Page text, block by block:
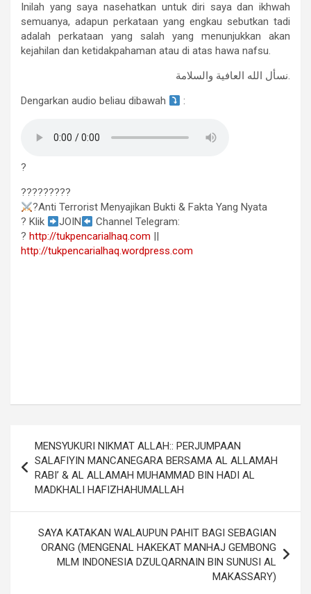
Inilah yang saya nasehatkan untuk diri saya dan ikhwah
semuanya, adapun perkataan yang engkau sebutkan tadi
adalah perkataan yang salah yang menunjukkan akan
kejahilan dan ketidakpahaman atau di atas hawa nafsu.
نسأل الله العافية والسلامة.
Dengarkan audio beliau dibawah
:
?
?????????
?Anti Terrorist Menyajikan Bukti & Fakta Yang Nyata
? Klik
JOIN
Channel Telegram:
? http://tukpencarialhaq.com
http://tukpencarialhaq.wordpress.com
pos
MENSYUKURI NIKMAT ALLAH:: PERJUMPAAN
SALAFIYIN MANCANEGARA BERSAMA AL ALLAMAH
RABI’ & AL ALLAMAH MUHAMMAD BIN HADI AL
MADKHALI HAFIZHAHUMALLAH
SAYA KATAKAN WALAUPUN PAHIT BAGI SEBAGIAN
ORANG (MENGENAL HAKEKAT MANHAJ GEMBONG
MLM INDONESIA DZULQARNAIN BIN SUNUSI AL
MAKASSARY)